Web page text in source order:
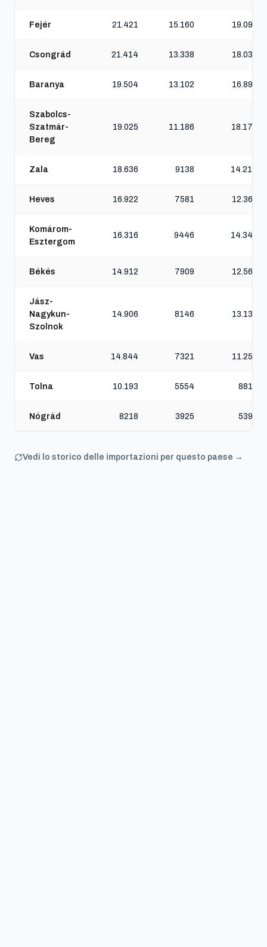
Fejér 21.421 15.160 19.091
Csongrád 21.414 13.338 18.039
Baranya 19.504 13.102 16.898
Szabolcs-
Szatmár-
Bereg
19.025 11.186 18.170
Zala 18.636 9138 14.214
Heves 16.922 7581 12.362
Komárom-
Esztergom
16.316 9446 14.346
Békés 14.912 7909 12.565
Jász-
Nagykun-
Szolnok
14.906 8146 13.132
Vas 14.844 7321 11.256
Tolna 10.193 5554 8815
Nógrád 8218 3925 5392
Vedi lo storico delle importazioni per questo paese →